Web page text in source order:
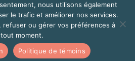
Tous droits réservés. Site web conçu par
Beauchamp
WordPress?Cliquez ici
nous utilisons également
le trafic et améliorer nos services.
refuser ou gérer vos préférences à
tout moment.
Politique de témoins